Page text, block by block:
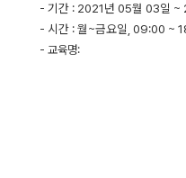
- 기간 : 2021년 05월 03일 ~
- 시간 : 월~금요일, 09:00 ~
- 교육명: